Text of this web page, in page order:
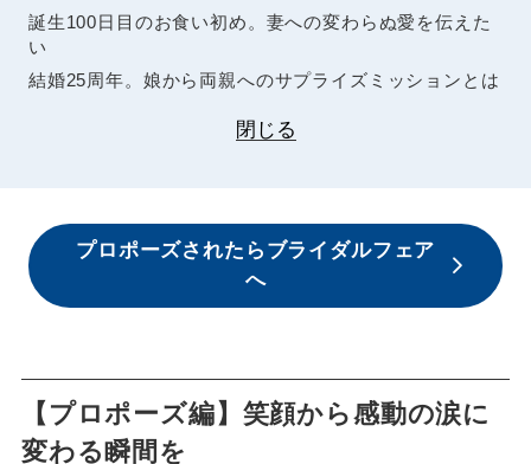
誕生100日目のお食い初め。妻への変わらぬ愛を伝えた
い
結婚25周年。娘から両親へのサプライズミッションとは
閉じる
プロポーズされたらブライダルフェア
へ
【プロポーズ編】笑顔から感動の涙に
変わる瞬間を